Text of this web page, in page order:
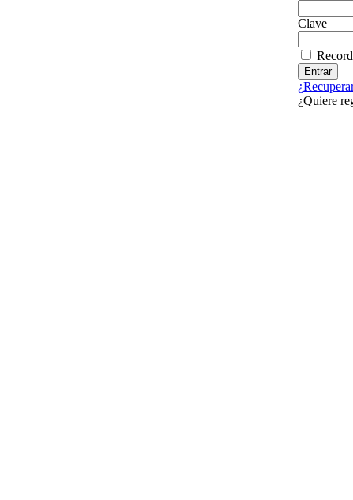
Clave
¿Quiere